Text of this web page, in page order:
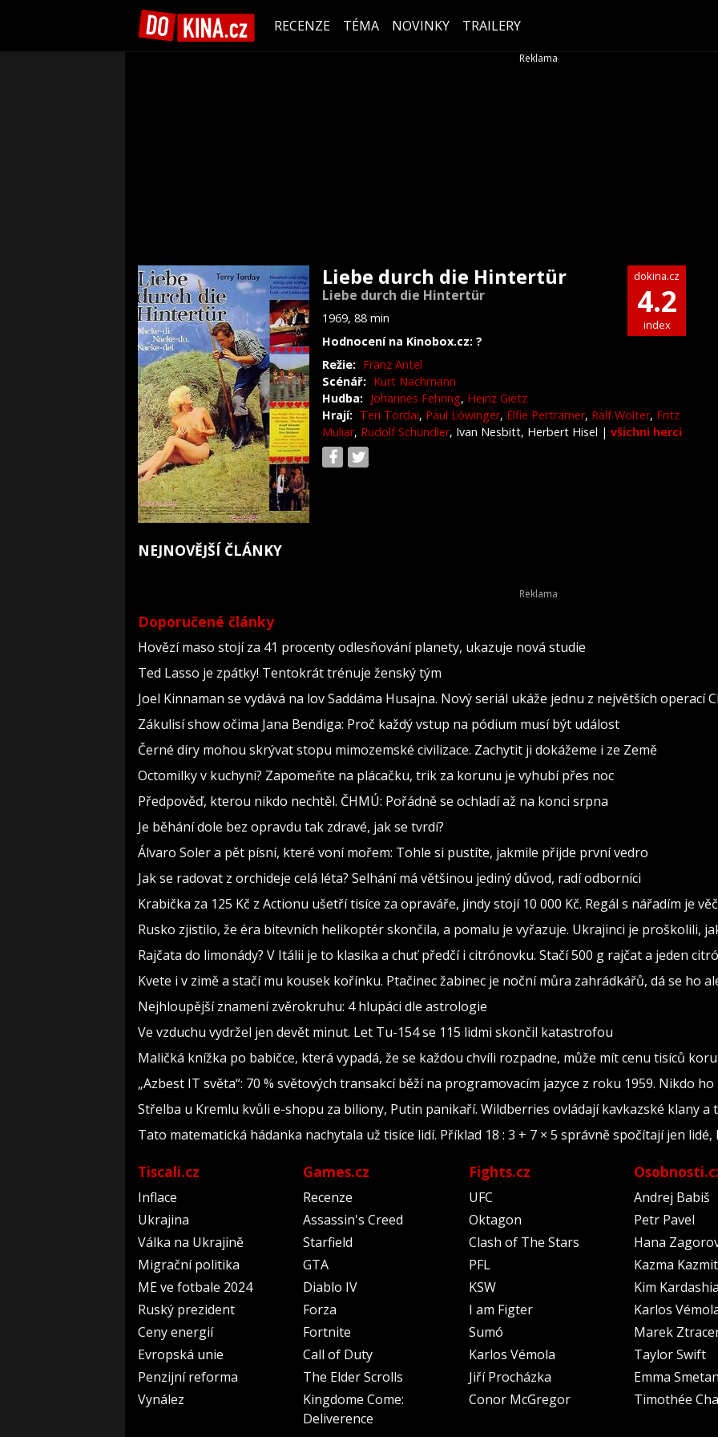
RECENZE TÉMA NOVINKY TRAILERY
Liebe durch die Hintertür
Liebe durch die Hintertür
1969, 88 min
Hodnocení na Kinobox.cz: ?
dokina.cz
4.2
index
Režie: Franz Antel
Scénář: Kurt Nachmann
Hudba: Johannes Fehring, Heinz Gietz
Hrají: Teri Tordai, Paul Löwinger, Elfie Pertramer, Ralf Wolter, Fritz
Muliar, Rudolf Schündler, Ivan Nesbitt, Herbert Hisel | všichni herci
NEJNOVĚJŠÍ ČLÁNKY
Doporučené články
Hovězí maso stojí za 41 procenty odlesňování planety, ukazuje nová studie
Ted Lasso je zpátky! Tentokrát trénuje ženský tým
Joel Kinnaman se vydává na lov Saddáma Husajna. Nový seriál ukáže jednu z největších operací
Zákulisí show očima Jana Bendiga: Proč každý vstup na pódium musí být událost
Černé díry mohou skrývat stopu mimozemské civilizace. Zachytit ji dokážeme i ze Země
Octomilky v kuchyni? Zapomeňte na plácačku, trik za korunu je vyhubí přes noc
Předpověď, kterou nikdo nechtěl. ČHMÚ: Pořádně se ochladí až na konci srpna
Je běhání dole bez opravdu tak zdravé, jak se tvrdí?
Álvaro Soler a pět písní, které voní mořem: Tohle si pustíte, jakmile přijde první vedro
Jak se radovat z orchideje celá léta? Selhání má většinou jediný důvod, radí odborníci
Krabička za 125 Kč z Actionu ušetří tisíce za opraváře, jindy stojí 10 000 Kč. Regál s nářadím je
Rusko zjistilo, že éra bitevních helikoptér skončila, a pomalu je vyřazuje. Ukrajinci je proškolili,
Rajčata do limonády? V Itálii je to klasika a chuť předčí i citrónovku. Stačí 500 g rajčat a jeden
Kvete i v zimě a stačí mu kousek kořínku. Ptačinec žabinec je noční můra zahrádkářů, dá se ho
Nejhloupější znamení zvěrokruhu: 4 hlupáci dle astrologie
Ve vzduchu vydržel jen devět minut. Let Tu-154 se 115 lidmi skončil katastrofou
Maličká knížka po babičce, která vypadá, že se každou chvíli rozpadne, může mít cenu tisíců
„Azbest IT světa“: 70 % světových transakcí běží na programovacím jazyce z roku 1959. Nikdo
Střelba u Kremlu kvůli e-shopu za biliony, Putin panikaří. Wildberries ovládají kavkazské klany a
Tato matematická hádanka nachytala už tisíce lidí. Příklad 18 : 3 + 7 × 5 správně spočítají jen
Tiscali.cz
Inflace
Ukrajina
Válka na Ukrajině
Migrační politika
ME ve fotbale 2024
Ruský prezident
Ceny energií
Evropská unie
Penzijní reforma
Vynález
Games.cz
Recenze
Assassin's Creed
Starfield
GTA
Diablo IV
Forza
Fortnite
Call of Duty
The Elder Scrolls
Kingdome Come:
Deliverence
Fights.cz
UFC
Oktagon
Clash of The Stars
PFL
KSW
I am Figter
Sumó
Karlos Vémola
Jiří Procházka
Conor McGregor
Andrej Babiš
Petr Pavel
Hana
Kazma
Kim
Karlos
Marek
Taylor Swift
Emma
Timothée